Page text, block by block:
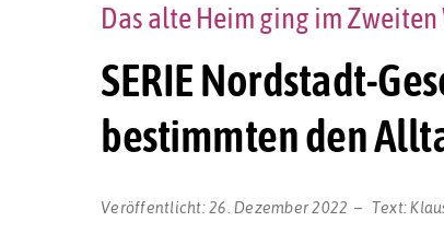
SERIE Nordstadt-
bestimmten den
Das alte Heim ging im
Veröffentlicht:26. Dezember 2022 Text: